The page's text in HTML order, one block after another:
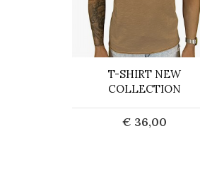
T-SHIRT NEW
COLLECTION
€ 36,00